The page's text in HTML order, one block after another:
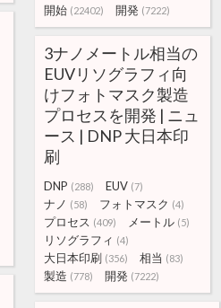
開始 (22402) 開発 (7222)
3ナノメートル相当の
EUVリソグラフィ向
けフォトマスク製造
プロセスを開発 | ニュ
ース | DNP 大日本印
刷
DNP (288) EUV (7)
ナノ (58) フォトマスク (4)
プロセス (409) メートル (5)
リソグラフィ (4)
大日本印刷 (356) 相当 (83)
製造 (778) 開発 (7222)